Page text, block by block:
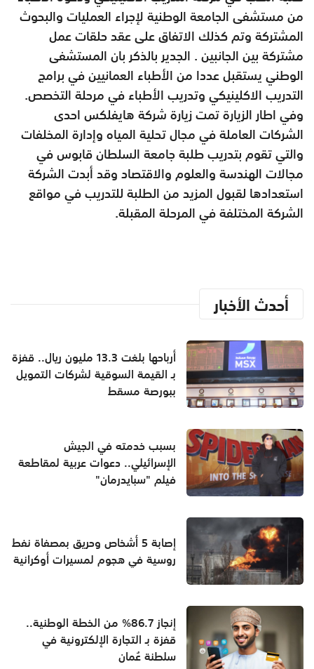
من مستشفى الجامعة الوطنية لإجراء العمليات والبحوث
المشتركة وتم كذلك الاتفاق على عقد حلقات عمل
مشتركة بين الجانبين . الجدير بالذكر بان المستشفى
الوطني يستقبل عددا من الأطباء العمانيين في برامج
التدريب الاكلينيكي وتدريب الأطباء في مرحلة التخصص.
وفي اطار الزيارة تمت زيارة شركة هايفلكس احدى
الشركات العاملة في مجال تحلية المياه وإدارة المخلفات
والتي تقوم بتدريب طلبة جامعة السلطان قابوس في
مجالات الهندسة والعلوم والاقتصاد وقد أبدت الشركة
استعدادها لقبول المزيد من الطلبة للتدريب في مواقع
الشركة المختلفة في المرحلة المقبلة.
أحدث الأخبار
أرباحها بلغت 13.3 مليون ريال.. قفزة
بـ القيمة السوقية لشركات التمويل
ببورصة مسقط
بسبب خدمته في الجيش
الإسرائيلي.. دعوات عربية لمقاطعة
فيلم "سبايدرمان"
إصابة 5 أشخاص وحريق بمصفاة نفط
روسية في هجوم لمسيرات أوكرانية
إنجاز 86.7% من الخطة الوطنية..
قفزة بـ التجارة الإلكترونية في
سلطنة عُمان